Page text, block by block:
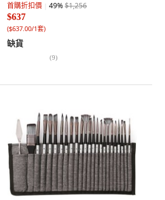
首購折扣價 49%$1,256
$637
($637.00/1套)
缺貨
(9)